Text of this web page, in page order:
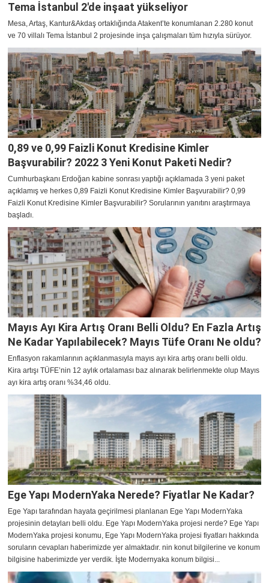
Tema İstanbul 2'de inşaat yükseliyor
Mesa, Artaş, Kantur&Akdaş ortaklığında Atakent’te konumlanan 2.280 konut
ve 70 villalı Tema İstanbul 2 projesinde inşa çalışmaları tüm hızıyla sürüyor.
0,89 ve 0,99 Faizli Konut Kredisine Kimler
Başvurabilir? 2022 3 Yeni Konut Paketi Nedir?
Cumhurbaşkanı Erdoğan kabine sonrası yaptığı açıklamada 3 yeni paket
açıklamış ve herkes 0,89 Faizli Konut Kredisine Kimler Başvurabilir? 0,99
Faizli Konut Kredisine Kimler Başvurabilir? Sorularının yanıtını araştırmaya
başladı.
Mayıs Ayı Kira Artış Oranı Belli Oldu? En Fazla Artış
Ne Kadar Yapılabilecek? Mayıs Tüfe Oranı Ne oldu?
Enflasyon rakamlarının açıklanmasıyla mayıs ayı kira artış oranı belli oldu.
Kira artışı TÜFE’nin 12 aylık ortalaması baz alınarak belirlenmekte olup Mayıs
ayı kira artış oranı %34,46 oldu.
Ege Yapı ModernYaka Nerede? Fiyatlar Ne Kadar?
Ege Yapı tarafından hayata geçirilmesi planlanan Ege Yapı ModernYaka
projesinin detayları belli oldu. Ege Yapı ModernYaka projesi nerde? Ege Yapı
ModernYaka projesi konumu, Ege Yapı ModernYaka projesi fiyatları hakkında
soruların cevapları haberimizde yer almaktadır. nin konut bilgilerine ve konum
bilgisine haberimizde yer verdik. İşte Modernyaka konum bilgisi...